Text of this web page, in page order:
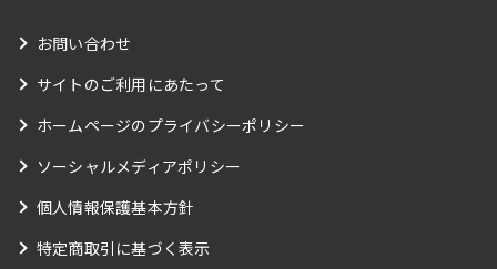
お問い合わせ
サイトのご利用にあたって
ホームページのプライバシーポリシー
ソーシャルメディアポリシー
個人情報保護基本方針
特定商取引に基づく表示